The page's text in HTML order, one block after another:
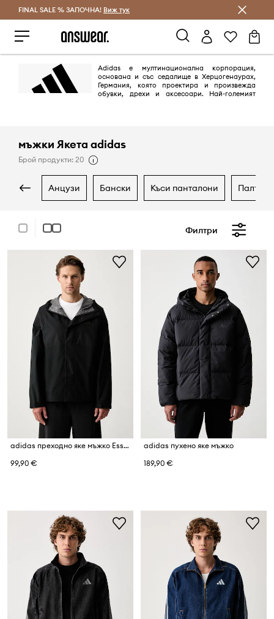
Спестявай с Answear Club
FINAL SALE % ЗАПОЧНА! Виж тук
Adidas е мултинационална корпорация,
основана и със седалище в Херцогенаурах,
Германия, която проектира и произвежда
обувки, дрехи и аксесоари. Най-големият
мъжки Якета adidas
Брой продукти: 20
анцузи бански къси панталони палта
Филтри
adidas преходно яке мъжко Essentials
99,90 €
adidas пухено яке мъжко
189,90 €